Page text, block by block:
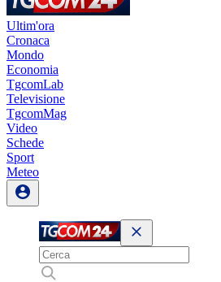
Ultim'ora
Cronaca
Mondo
Economia
TgcomLab
Televisione
TgcomMag
Video
Schede
Sport
Meteo